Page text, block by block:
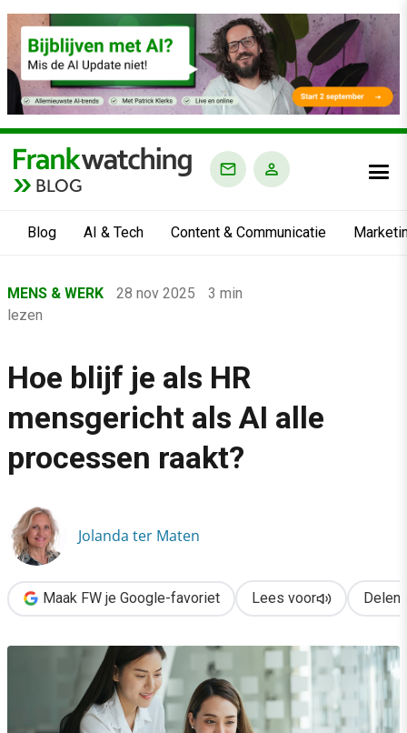
BLOG
Blog AI & Tech Content & Communicatie
›
Mens & Werk
›
Hoe blijf je als HR mensgericht als AI alle processen raakt?
MENS & WERK 28 nov 2025
3 min
lezen
Hoe blijf je als HR
mensgericht als AI alle
processen raakt?
Jolanda ter Maten
Maak FW je Google-favoriet Lees voor Delen